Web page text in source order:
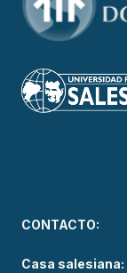
CONTACTO:
Casa salesiana: